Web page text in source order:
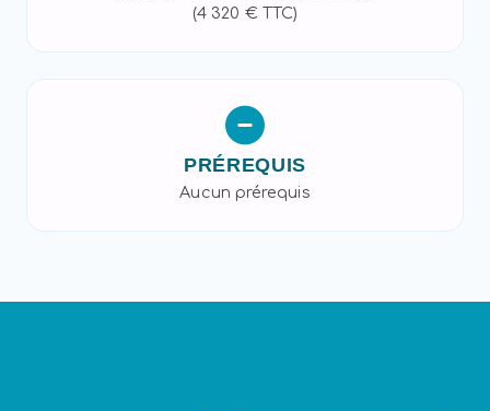
(4 320 € TTC)
PRÉREQUIS
Aucun prérequis